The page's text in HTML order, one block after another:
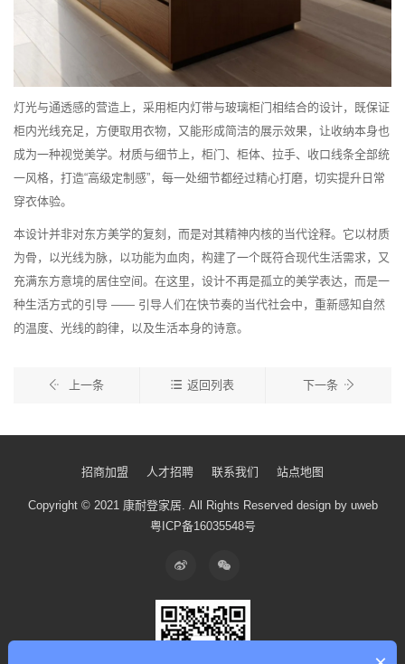
灯光与通透感的营造上，采用柜内灯带与玻璃柜门相结合的设计，既保证
柜内光线充足，方便取用衣物，又能形成简洁的展示效果，让收纳本身也
成为一种视觉美学。材质与细节上，柜门、柜体、拉手、收口线条全部统
一风格，打造“高级定制感”，每一处细节都经过精心打磨，切实提升日常
穿衣体验。
本设计并非对东方美学的复刻，而是对其精神内核的当代诠释。它以材质
为骨，以光线为脉，以功能为血肉，构建了一个既符合现代生活需求，又
充满东方意境的居住空间。在这里，设计不再是孤立的美学表达，而是一
种生活方式的引导 —— 引导人们在快节奏的当代社会中，重新感知自然
的温度、光线的韵律，以及生活本身的诗意。
上一条 返回列表 下一条
招商加盟 人才招聘 联系我们 站点地图
Copyright © 2021 康耐登家居. All Rights Reserved design by uweb
粤ICP备16035548号